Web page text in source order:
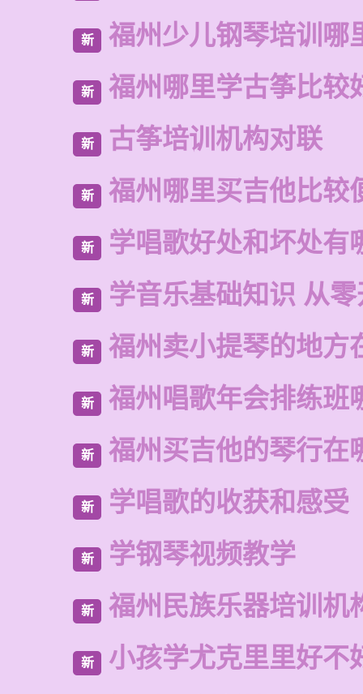
新 福州少儿钢琴培训哪
新 福州哪里学古筝比较
新 古筝培训机构对联
新 福州哪里买吉他比较
新 学唱歌好处和坏处有
新 学音乐基础知识 从
新 福州卖小提琴的地方
新 福州唱歌年会排练班
新 福州买吉他的琴行在
新 学唱歌的收获和感受
新 学钢琴视频教学
新 福州民族乐器培训机
新 小孩学尤克里里好不